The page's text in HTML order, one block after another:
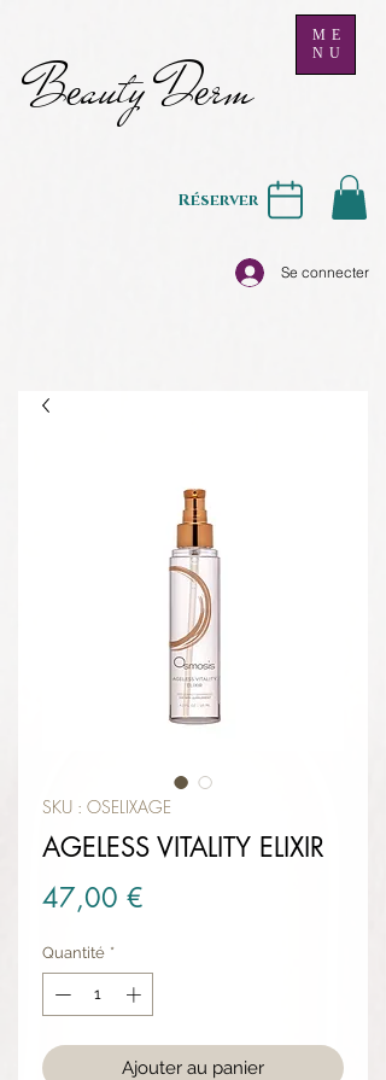
Beauty Derm
ME
NU
Se connecter
Réserver
SKU : OSELIXAGE
AGELESS VITALITY ELIXIR
47,00 €
Quantité *
Ajouter au panier